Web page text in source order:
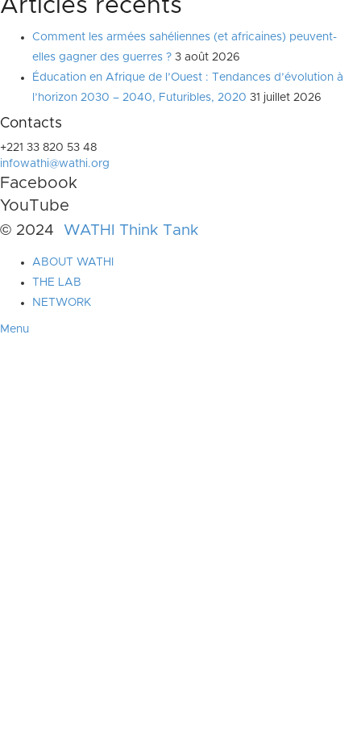
Articles récents
Comment les armées sahéliennes (et africaines) peuvent-
elles gagner des guerres ? 3 août 2026
Éducation en Afrique de l’Ouest : Tendances d’évolution à
l’horizon 2030 – 2040, Futuribles, 2020 31 juillet 2026
Contacts
+221 33 820 53 48
infowathi@wathi.org
Facebook
YouTube
© 2024 WATHI Think Tank
ABOUT WATHI
THE LAB
NETWORK
Menu